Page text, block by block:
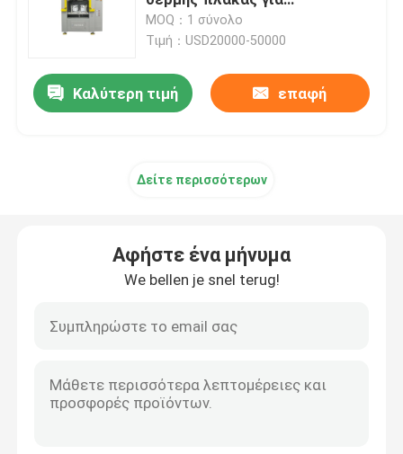
Εξοπλισμός συγκόλλησης καυτών πιάτων
Πλαστική μηχανή συγκόλλησης παλετών
Μηχανή συγκόλλησης με τριβή κραδασμών
Υπερηχητική συγκόλληση αυτοκίνητη
Punching μηχανή συγκόλλησης
ανταλλακτικά αυτοκινήτων
μεγάλου μεγέθους
MOQ：1 σύνολο
Τιμή：USD20000-50000
Καλύτερη τιμή επαφή
Δείτε περισσότερων
Αφήστε ένα μήνυμα
We bellen je snel terug!